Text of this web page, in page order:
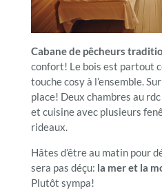
Cabane de pêcheurs
confort! Le bois est partout
touche cosy à l’ensemble.
place! Deux chambres au
et cuisine avec plusieurs
rideaux.
Hâtes d’être au matin pour
sera pas déçu: la mer et la
Plutôt sympa!